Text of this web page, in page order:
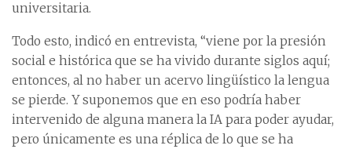
universitaria.
Todo esto, indicó en entrevista, “viene por la presión
social e histórica que se ha vivido durante siglos aquí;
entonces, al no haber un acervo lingüístico la lengua
se pierde. Y suponemos que en eso podría haber
intervenido de alguna manera la IA para poder ayudar,
pero únicamente es una réplica de lo que se ha